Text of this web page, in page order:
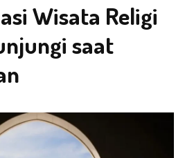
Wisata Religi
saat